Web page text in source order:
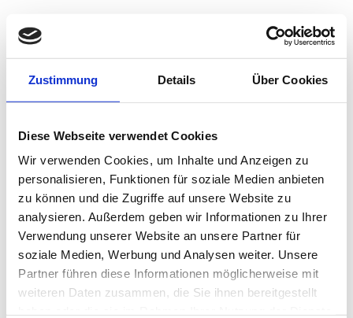
Zustimmung Details Über Cookies
Diese Webseite verwendet Cookies
Wir verwenden Cookies, um Inhalte und Anzeigen zu
personalisieren, Funktionen für soziale Medien anbieten
zu können und die Zugriffe auf unsere Website zu
analysieren. Außerdem geben wir Informationen zu Ihrer
Verwendung unserer Website an unsere Partner für
soziale Medien, Werbung und Analysen weiter. Unsere
Partner führen diese Informationen möglicherweise mit
weiteren Daten zusammen, die Sie ihnen bereitgestellt